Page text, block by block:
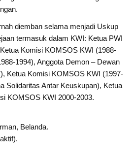
diemban selama menjadi Uskup
termasuk dalam KWI: Ketua PWI
Komisi KOMSOS KWI (1988-
1994), Anggota Demon – Dewan
Ketua Komisi KOMSOS KWI (1997-
Solidaritas Antar Keuskupan), Ketua
KOMSOS KWI 2000-2003.
Belanda.